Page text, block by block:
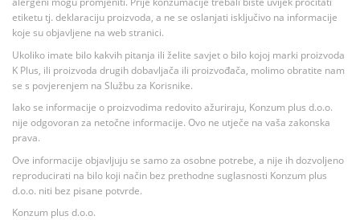
etiketu tj. deklaraciju proizvoda, a ne se oslanjati isključivo na informacije
koje su objavljene na web stranici.
Ukoliko imate bilo kakvih pitanja ili želite savjet o bilo kojoj marki proizvoda
K Plus, ili proizvoda drugih dobavljača ili proizvođača, molimo obratite nam
se s povjerenjem na Službu za Korisnike.
Iako se informacije o proizvodima redovito ažuriraju, Konzum plus d.o.o.
nije odgovoran za netočne informacije. Ovo ne utječe na vaša zakonska
prava.
Ove informacije objavljuju se samo za osobne potrebe, a nije ih dozvoljeno
reproducirati na bilo koji način bez prethodne suglasnosti Konzum plus
d.o.o. niti bez pisane potvrde.
Konzum plus d.o.o.